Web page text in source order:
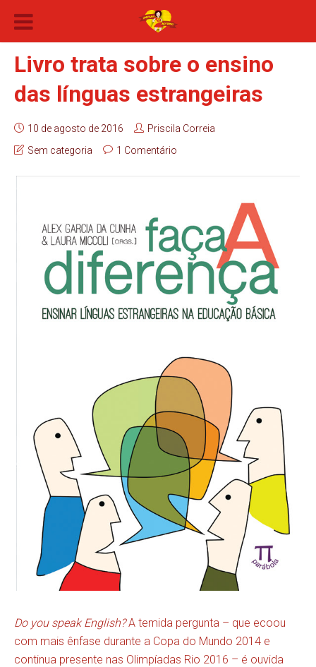
Livro trata sobre o ensino
das línguas estrangeiras
10 de agosto de 2016
Priscila Correia
Sem categoria
1 Comentário
Do you speak English?A temida pergunta – que ecoou
com mais ênfase durante a Copa do Mundo 2014 e
continua presente nas Olimpíadas Rio 2016 – é ouvida